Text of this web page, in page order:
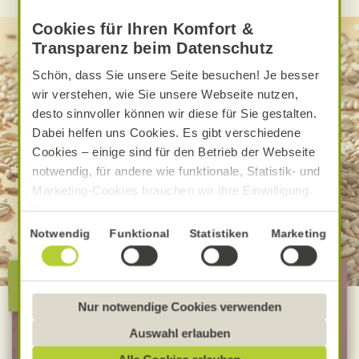
Cookies für Ihren Komfort &
Transparenz beim Datenschutz
Schön, dass Sie unsere Seite besuchen! Je besser
wir verstehen, wie Sie unsere Webseite nutzen,
desto sinnvoller können wir diese für Sie gestalten.
Dabei helfen uns Cookies. Es gibt verschiedene
Cookies – einige sind für den Betrieb der Webseite
notwendig, für andere wie funktionale, Statistik- und
Marketing-Cookies brauchen wir Ihre Einwilligung.
Das optimale Nutzererlebnis erhalten Sie, wenn Sie
„Alle Cookies erlauben“ anklicken. Ihre Einwilligung
umfasst in diesem Fall auch den Einsatz von
Dienstleistern in Drittländern, die kein mit der EU
Sofern personenbezogene Daten dorthin übermittelt
werden, besteht das Risiko, dass diese erfasst und
analysiert werden und Betroffenenrechte nicht
Einwilligungsauswahl
Notwendig Funktional Statistiken Marketing
Auswahl erlauben
Nur notwendige Cookies verwenden
Die besondere Alnatura
Qualität
100 % Bio-Lebensmittel